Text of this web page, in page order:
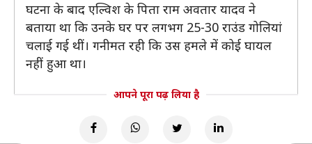
घटना के बाद एल्विश के पिता राम अवतार यादव ने
बताया था कि उनके घर पर लगभग 25-30 राउंड गोलियां
चलाई गई थीं। गनीमत रही कि उस हमले में कोई घायल
नहीं हुआ था।
आपने पूरा पढ़ लिया है